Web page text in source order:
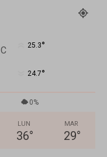
C 25.3°
24.7°
0%
LUN
36°
MAR
29°